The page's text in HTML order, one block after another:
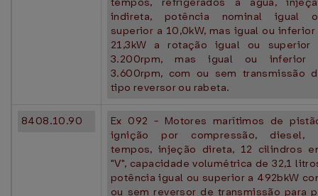
tempos, refrigerados à água,
indireta, potência nominal igual
superior a 10,0kW, mas igual ou inferior
21,3kW a rotação igual ou superior
3.200rpm, mas igual ou inferior
3.600rpm, com ou sem transmissão
tipo reversor ou rabeta.
8408.10.90
Ex 092 - Motores marítimos de
ignição por compressão, diesel,
tempos, injeção direta, 12 cilindros
"V", capacidade volumétrica de 32,1
potência igual ou superior a 492bkW
ou sem reversor de transmissão para